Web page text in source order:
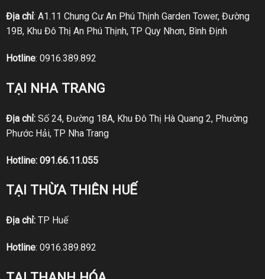
Địa chỉ: A1.11 Chung Cư An Phú Thịnh Garden Tower, Đường
19B, Khu Đô Thị An Phú Thịnh, TP Quy Nhơn, Bình Định
Hotline: 0916.389.892
TẠI NHA TRANG
Địa chỉ:Số 24, Đường 18A, Khu Đô Thị Hà Quang 2, Phường
Phước Hải, TP Nha Trang
Hotline: 091.66.11.055
TẠI THỪA THIÊN HUẾ
Địa chỉ:TP Huế
Hotline: 0916.389.892